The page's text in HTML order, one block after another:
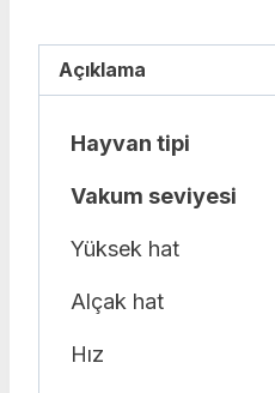
Açıklama
Hayvan tipi
Vakum seviyesi
Yüksek hat
Alçak hat
Hız